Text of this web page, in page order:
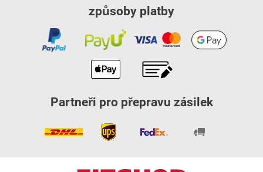
způsoby platby
Partneři pro přepravu zásilek